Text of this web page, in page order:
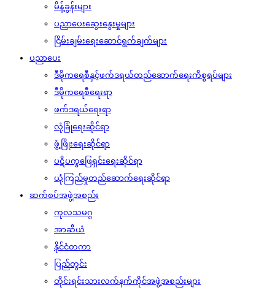
မိန့်ခွန်းများ
ပညာပေးဆွေးနွေးမှုများ
ငြိမ်းချမ်းရေးဆောင်ရွက်ချက်များ
ပညာပေး
ဒီမိုကရေစီနှင့်ဖက်ဒရယ်တည်ဆောက်‌ရေးကိစ္စရပ်များ
ဒီမိုကရေစီရေးရာ
ဖက်ဒရယ်ရေးရာ
လုံခြုံရေးဆိုင်ရာ
ဖွံ့ဖြိုးရေးဆိုင်ရာ
ပဋိပက္ခဖြေရှင်းရေးဆိုင်ရာ
ယုံကြည်မှုတည်ဆောက်ရေးဆိုင်ရာ
ဆက်စပ်အဖွဲ့အစည်း
ကုလသမဂ္ဂ
အာဆီယံ
နိုင်ငံတကာ
ပြည်တွင်း
တိုင်းရင်းသားလက်နက်ကိုင်အဖွဲ့အစည်းများ